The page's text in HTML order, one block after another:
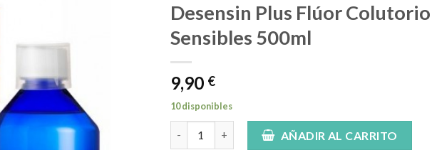
Desensin Plus Flúor
Sensibles 500ml
9,90 €
10 disponibles
Desensin Plus Flúor Colutorio Dientes Sensibles
AÑADIR AL CARRITO